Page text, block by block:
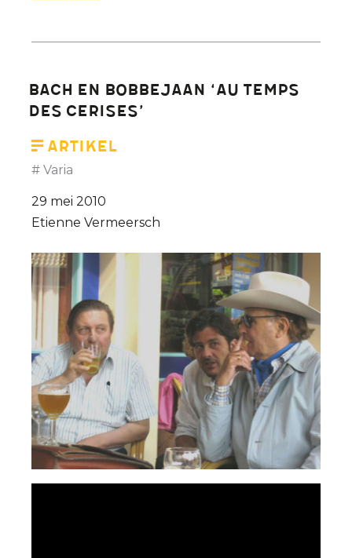
Vermeersch
Bach en Bobbejaan ‘au temps
des cerises’
Artikel
Varia
29 mei 2010
Etienne Vermeersch